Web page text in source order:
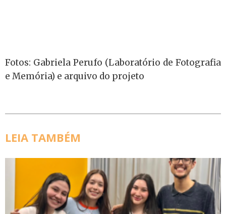
Fotos: Gabriela Perufo (Laboratório de Fotografia
e Memória) e arquivo do projeto
LEIA TAMBÉM